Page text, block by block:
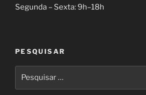
Segunda – Sexta: 9h–18h
PESQUISAR